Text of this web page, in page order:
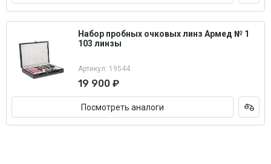
Набор пробных очковых линз Армед № 1
103 линзы
Артикул: 19544
19 900 ₽
Посмотреть аналоги